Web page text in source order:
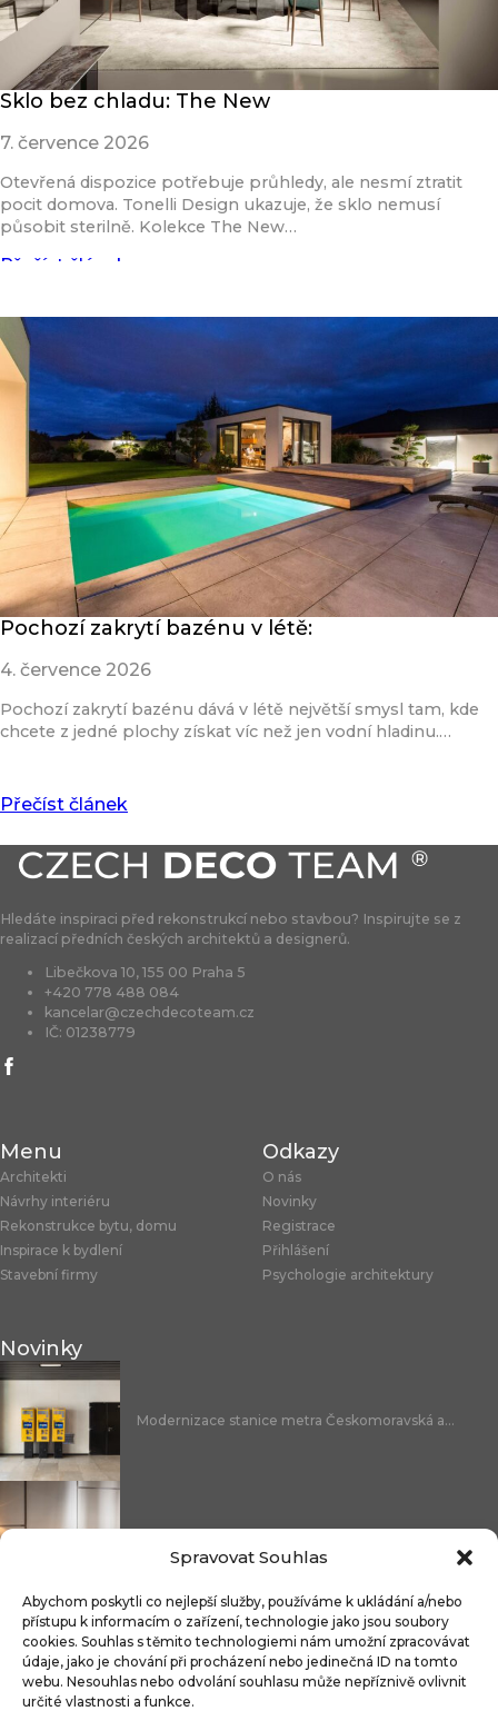
Spravovat Souhlas
Abychom poskytli co nejlepší služby, používáme k ukládání a/nebo
přístupu k informacím o zařízení, technologie jako jsou soubory
cookies. Souhlas s těmito technologiemi nám umožní zpracovávat
údaje, jako je chování při procházení nebo jedinečná ID na tomto
webu. Nesouhlas nebo odvolání souhlasu může nepříznivě ovlivnit
určité vlastnosti a funkce.
Sklo bez chladu: The New
7. července 2026
Otevřená dispozice potřebuje průhledy, ale nesmí ztratit
pocit domova. Tonelli Design ukazuje, že sklo nemusí
působit sterilně. Kolekce The New…
Přečíst článek
Pochozí zakrytí bazénu v létě:
4. července 2026
Pochozí zakrytí bazénu dává v létě největší smysl tam, kde
chcete z jedné plochy získat víc než jen vodní hladinu.…
Přečíst článek
Hledáte inspiraci před rekonstrukcí nebo stavbou? Inspirujte se z
realizací předních českých architektů a designerů.
Libečkova 10, 155 00 Praha 5
+420 778 488 084
kancelar@czechdecoteam.cz
IČ: 01238779
Menu
Architekti
Návrhy interiéru
Rekonstrukce bytu, domu
Inspirace k bydlení
Stavební firmy
Odkazy
O nás
Novinky
Registrace
Přihlášení
Psychologie architektury
Novinky
Modernizace stanice metra Českomoravská a...
Čistitelné látky s technologií FibreGuard®:...